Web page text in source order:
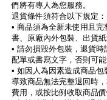
們將有專人為您服務。
退貨條件須符合以下規定：
• 商品須為全新未使用且
書、原廠內外包裝、出貨紙
• 請勿損毀外包裝，退貨
配單或書寫文字，否則可能
• 如因人為因素造成商品
導致商品無法完整退回時
費用，或按比例收取商品價